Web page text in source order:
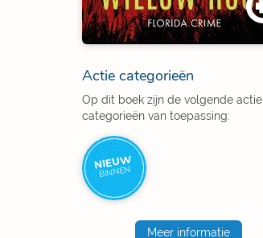
Actie categorieën
Op dit boek zijn de volgende actie
categorieën van toepassing:
NIEUW
BINNEN
Meer informatie